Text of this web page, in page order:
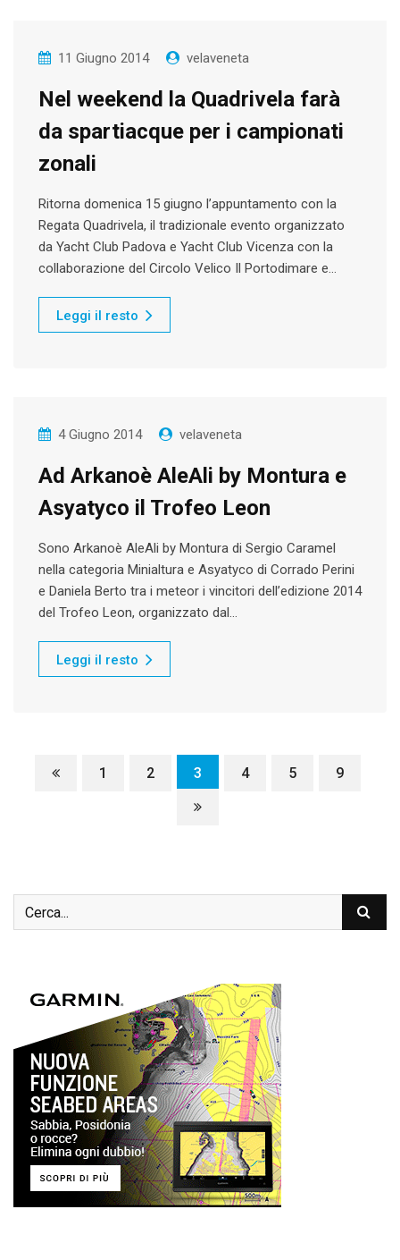
11 Giugno 2014 velaveneta
Nel weekend la Quadrivela farà
da spartiacque per i campionati
zonali
Ritorna domenica 15 giugno l’appuntamento con la
Regata Quadrivela, il tradizionale evento organizzato
da Yacht Club Padova e Yacht Club Vicenza con la
collaborazione del Circolo Velico Il Portodimare e…
Leggi il resto
4 Giugno 2014 velaveneta
Ad Arkanoè AleAli by Montura e
Asyatyco il Trofeo Leon
Sono Arkanoè AleAli by Montura di Sergio Caramel
nella categoria Minialtura e Asyatyco di Corrado Perini
e Daniela Berto tra i meteor i vincitori dell’edizione 2014
del Trofeo Leon, organizzato dal…
Leggi il resto
1 2 3 4 5 9